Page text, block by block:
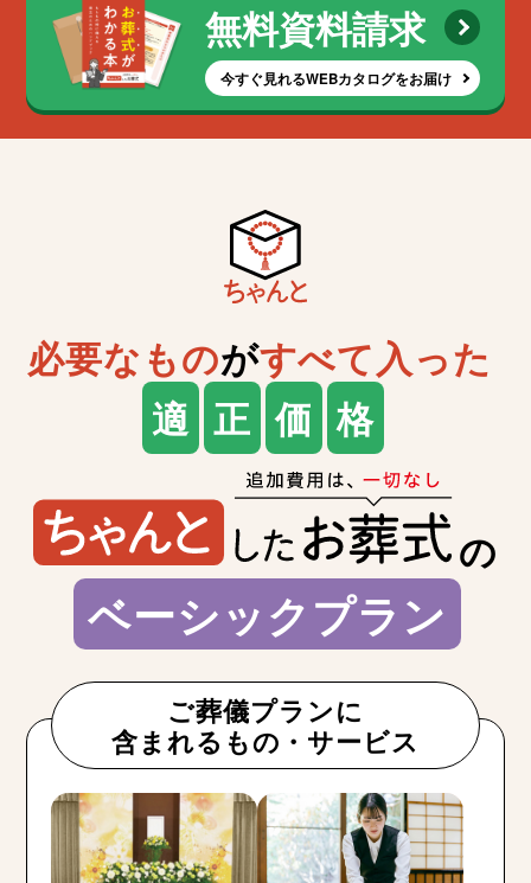
無料資料請求
今すぐ見れるWEBカタログをお届け
必要なものがすべて入った
適 正 価 格
の
ベーシックプラン
ご葬儀プランに
含まれるもの・サービス